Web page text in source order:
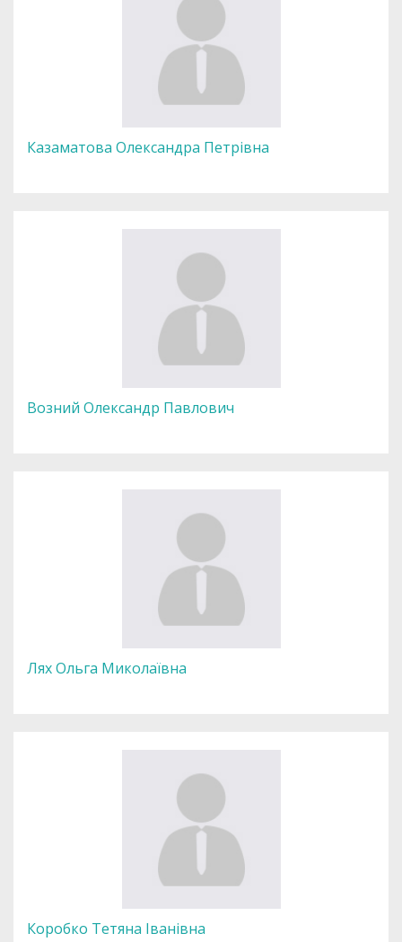
Казаматова Олександра Петрівна
Возний Олександр Павлович
Лях Ольга Миколаївна
Коробко Тетяна Іванівна